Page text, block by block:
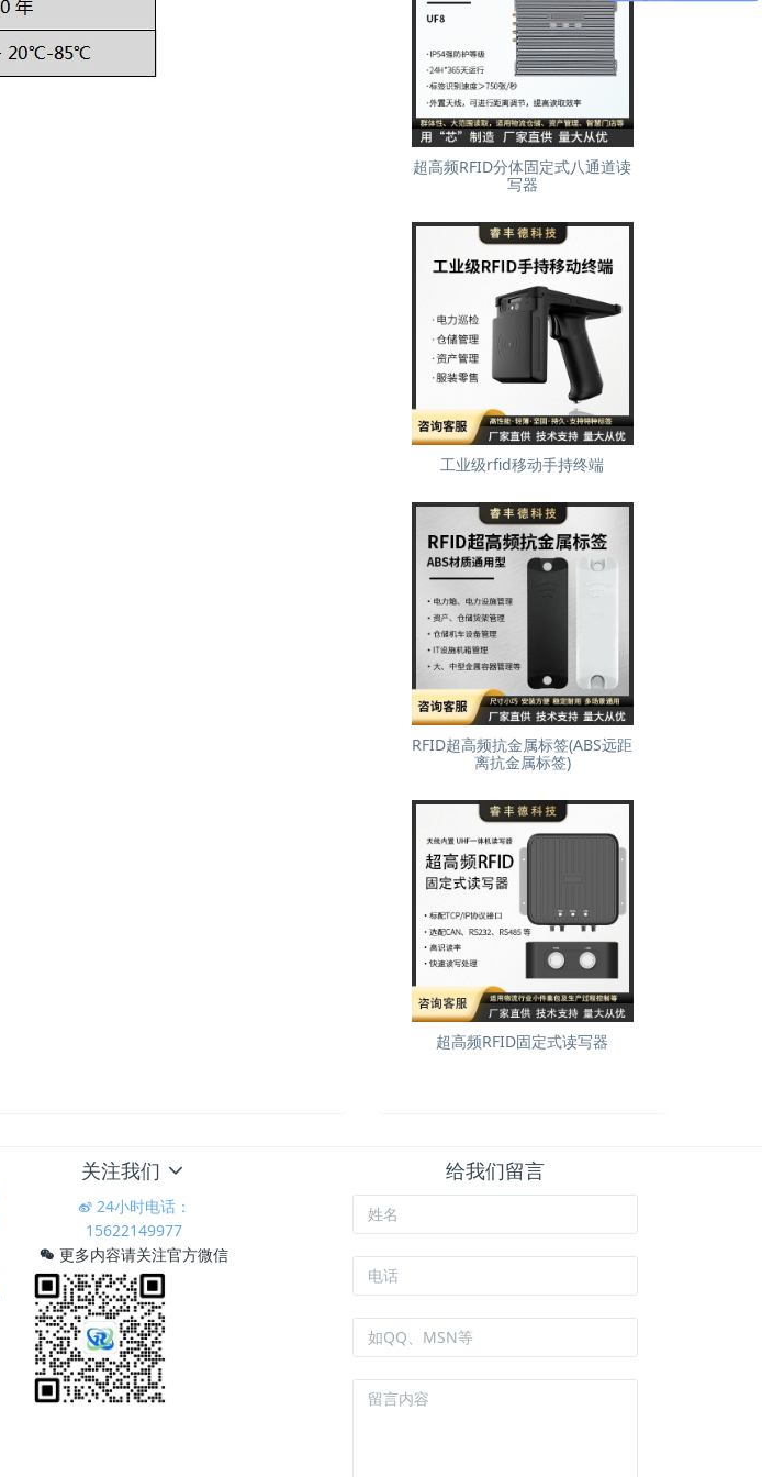
超高频RFID分体固定式八通道读
写器
工业级rfid移动手持终端
RFID超高频抗金属标签(ABS远距
离抗金属标签)
超高频RFID固定式读写器
关注我们
24小时电话：
15622149977
更多内容请关注官方微信
给我们留言